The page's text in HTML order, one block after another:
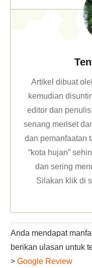
Artikel dibuat
kemudian
editor dan
senang meriset
dan pemanfaatan
“kota hujan”
dan sering
Silakan klikdi
Anda mendapat
berikan ulasan untuk
> Google Review